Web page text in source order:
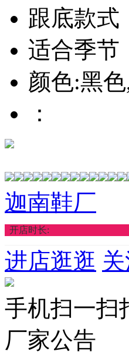
跟底款式
适合季节
颜色:黑
：
迦南鞋厂
开店时长:
进店逛逛
手机扫一扫
厂家公告